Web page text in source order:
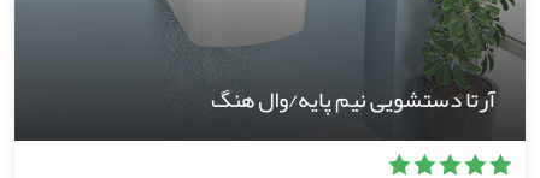
آرتا دستشویی نیم پایه/وال هنگ